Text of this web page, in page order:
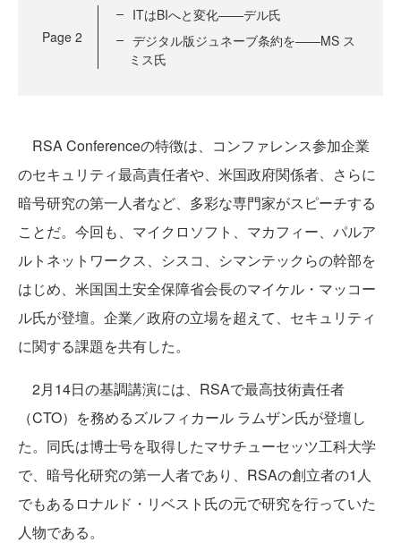
Page 2
ITはBIへと変化――デル氏
デジタル版ジュネーブ条約を――MS ス
ミス氏
RSA Conferenceの特徴は、コンファレンス参加企業
のセキュリティ最高責任者や、米国政府関係者、さらに
暗号研究の第一人者など、多彩な専門家がスピーチする
ことだ。今回も、マイクロソフト、マカフィー、パルア
ルトネットワークス、シスコ、シマンテックらの幹部を
はじめ、米国国土安全保障省会長のマイケル・マッコー
ル氏が登壇。企業／政府の立場を超えて、セキュリティ
に関する課題を共有した。
2月14日の基調講演には、RSAで最高技術責任者
（CTO）を務めるズルフィカール ラムザン氏が登壇し
た。同氏は博士号を取得したマサチューセッツ工科大学
で、暗号化研究の第一人者であり、RSAの創立者の1人
でもあるロナルド・リベスト氏の元で研究を行っていた
人物である。